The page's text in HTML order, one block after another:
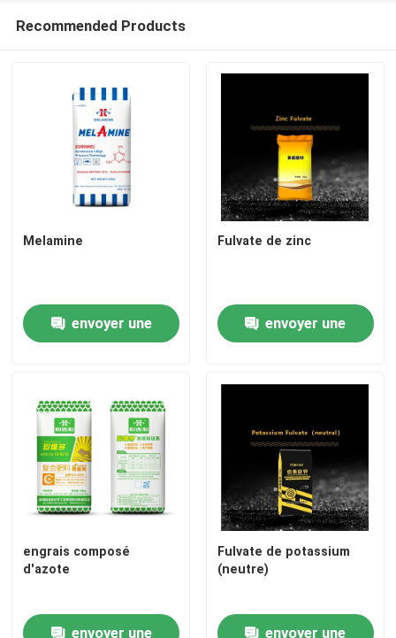
Recommended Products
Melamine
envoyer une
Fulvate de zinc
envoyer une
engrais composé
d'azote
envoyer une
Fulvate de potassium
(neutre)
envoyer une